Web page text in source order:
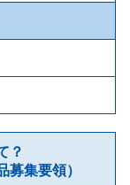
？
募集要領）